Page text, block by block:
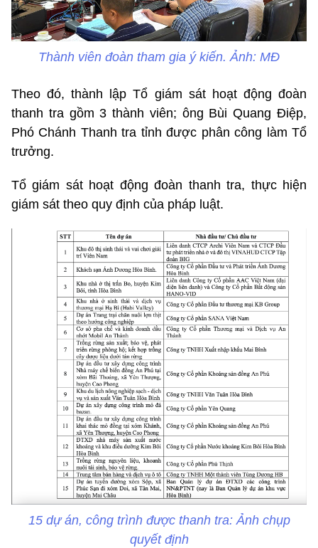
Thành viên đoàn tham gia ý kiến. Ảnh: MĐ
Theo đó, thành lập Tổ giám sát hoạt động đoàn
thanh tra gồm 3 thành viên; ông Bùi Quang Điệp,
Phó Chánh Thanh tra tỉnh được phân công làm Tổ
trưởng.
Tổ giám sát hoạt động đoàn thanh tra, thực hiện
giám sát theo quy định của pháp luật.
15 dự án, công trình được thanh tra: Ảnh chụp
quyết định